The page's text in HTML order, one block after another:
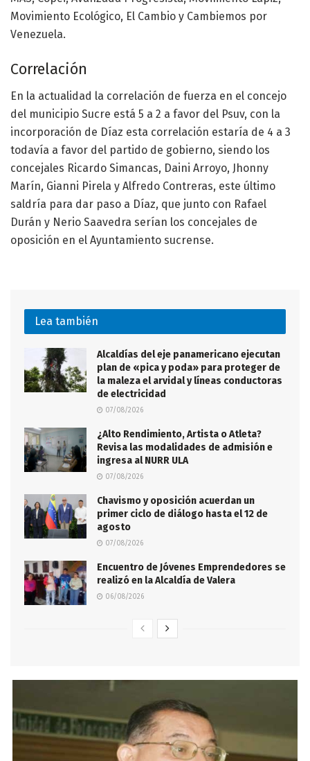
Movimiento Ecológico, El Cambio y Cambiemos por
Venezuela.
Correlación
En la actualidad la correlación de fuerza en el concejo
del municipio Sucre está 5 a 2 a favor del Psuv, con la
incorporación de Díaz esta correlación estaría de 4 a 3
todavía a favor del partido de gobierno, siendo los
concejales Ricardo Simancas, Daini Arroyo, Jhonny
Marín, Gianni Pirela y Alfredo Contreras, este último
saldría para dar paso a Díaz, que junto con Rafael
Durán y Nerio Saavedra serían los concejales de
oposición en el Ayuntamiento sucrense.
Lea también
Alcaldías del eje panamericano ejecutan
plan de «pica y poda» para proteger de
la maleza el arvidal y líneas conductoras
de electricidad
07/08/2026
¿Alto Rendimiento, Artista o Atleta?
Revisa las modalidades de admisión e
ingresa al NURR ULA
07/08/2026
Chavismo y oposición acuerdan un
primer ciclo de diálogo hasta el 12 de
agosto
07/08/2026
Encuentro de Jóvenes Emprendedores se
realizó en la Alcaldía de Valera
06/08/2026